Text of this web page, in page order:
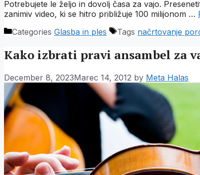
Potrebujete le željo in dovolj časa za vajo.
zanimiv video, ki se hitro približuje 100 milijonom …
Categories Glasba in ples Tags načrtovanje
Kako izbrati pravi ansambel za
December 8, 2023Marec 14, 2012 by Meta Halas